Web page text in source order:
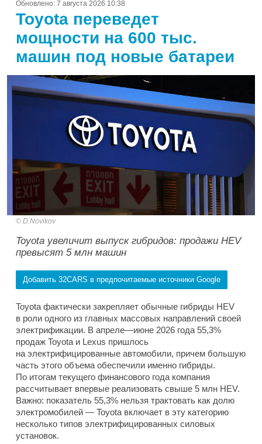
Обновлено: 7 августа 2026 10:38
Toyota переведет
мощности на 600 тыс.
машин под новые батареи
D.Novikov
Toyota увеличит выпуск гибридов: продажи HEV
превысят 5 млн машин
Добавить 32CARS в предпочитаемые источники Google
Toyota фактически закрепляет обычные гибриды HEV
в роли одного из главных массовых направлений своей
электрификации. В апреле—июне 2026 года 55,3%
продаж Toyota и Lexus пришлось
на электрифицированные автомобили, причем большую
часть этого объема обеспечили именно гибриды.
По итогам текущего финансового года компания
рассчитывает впервые реализовать свыше 5 млн HEV.
Важно: показатель 55,3% нельзя трактовать как долю
электромобилей — Toyota включает в эту категорию
несколько типов электрифицированных силовых
установок.